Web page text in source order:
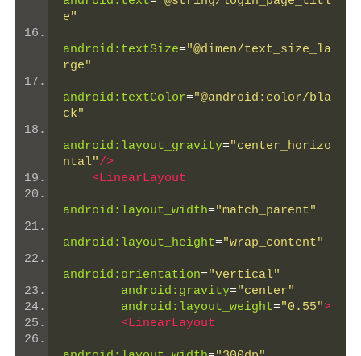
e"
android:textSize="@dimen/text_size_la
rge"
android:textColor="@android:color/bla
ck"
android:layout_gravity="center_horizo
ntal"/>
<LinearLayout
android:layout_width="match_parent"
android:layout_height="wrap_content"
android:orientation="vertical"
android:gravity="center"
android:layout_weight="0.55">
<LinearLayout